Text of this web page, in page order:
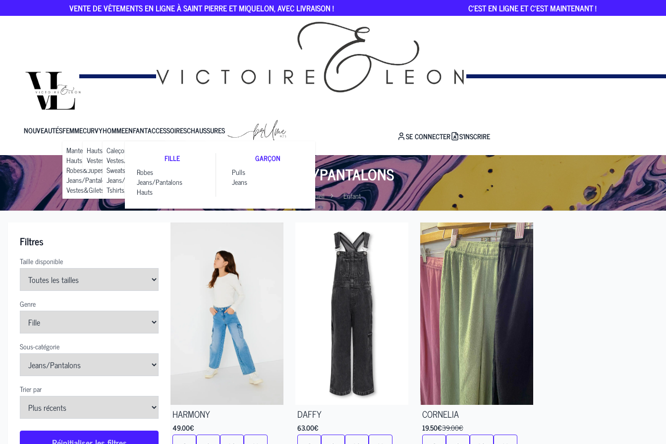
VENTE DE VÊTEMENTS EN LIGNE À SAINT PIERRE ET MIQUELON, AVEC LIVRAISON ! C'EST EN LIGNE ET C'EST MAINTENANT !
NOUVEAUTÉSFEMME
Manteaux
Hauts
Robes&Jupes
Jeans/Pantalons
Vestes&Gilets
CURVY
Hauts
Vestes&Gilets
HOMME
Caleçons
Vestes/manteaux
Sweats
Jeans/Pantalons
Tshirts/Polos
ENFANT
FILLE
Robes
Jeans/Pantalons
Hauts
GARÇON
Pulls
Jeans
ACCESSOIRESCHAUSSURES
SE CONNECTER S'INSCRIRE
JEANS/PANTALONS
Accueil Enfant
Filtres
Taille disponible
Genre
Sous-catégorie
Trier par
HARMONY
49.00€
DAFFY
63.00€
CORNELIA
19.50€39.00€